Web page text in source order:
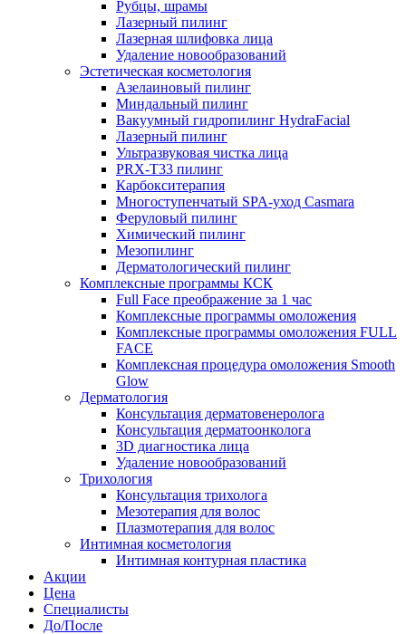
Рубцы, шрамы
Лазерный пилинг
Лазерная шлифовка лица
Удаление новообразований
Эстетическая косметология
Азелаиновый пилинг
Миндальный пилинг
Вакуумный гидропилинг HydraFacial
Лазерный пилинг
Ультразвуковая чистка лица
PRX-T33 пилинг
Карбокситерапия
Многоступенчатый SPA-уход Сasmara
Феруловый пилинг
Химический пилинг
Мезопилинг
Дерматологический пилинг
Комплексные программы КСК
Full Face преображение за 1 час
Комплексные программы омоложения
Комплексные программы омоложения FULL
FACE
Комплексная процедура омоложения Smooth
Glow
Дерматология
Консультация дерматовенеролога
Консультация дерматоонколога
3D диагностика лица
Удаление новообразований
Трихология
Консультация трихолога
Мезотерапия для волос
Плазмотерапия для волос
Интимная косметология
Интимная контурная пластика
Акции
Цена
Специалисты
До/После